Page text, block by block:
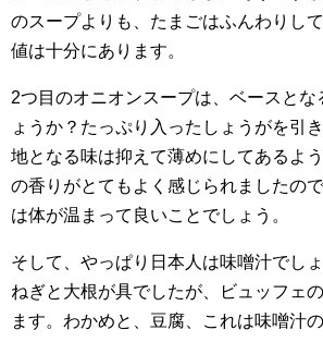
のスープよりも、たまごはふんわりし
値は十分にあります。
2つ目のオニオンスープは、ベースとな
ょうか？たっぷり入ったしょうがを引
地となる味は抑えて薄めにしてあるよ
の香りがとてもよく感じられましたの
は体が温まって良いことでしょう。
そして、やっぱり日本人は味噌汁でし
ねぎと大根が具でしたが、ビュッフェ
ます。わかめと、豆腐、これは味噌汁